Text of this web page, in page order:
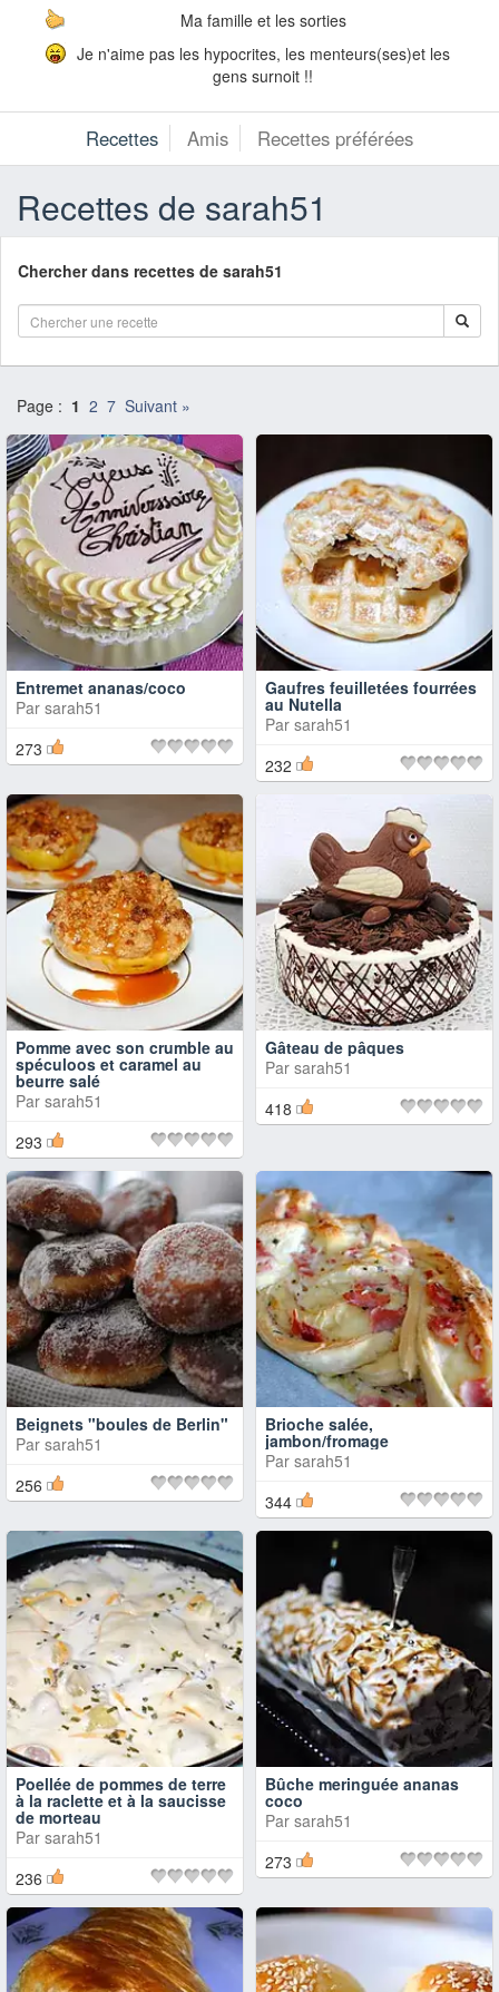
Ma famille et les sorties
Je n'aime pas les hypocrites, les menteurs(ses)et les
gens surnoit !!
Recettes Amis Recettes préférées
Recettes de sarah51
Chercher dans recettes de sarah51
Page : 1 2 7 Suivant »
Entremet ananas/coco
Par sarah51
273
Gaufres feuilletées fourrées
au Nutella
Par sarah51
232
Pomme avec son crumble au
spéculoos et caramel au
beurre salé
Par sarah51
293
Gâteau de pâques
Par sarah51
418
Beignets "boules de Berlin"
Par sarah51
256
Brioche salée,
jambon/fromage
Par sarah51
344
Poellée de pommes de terre
à la raclette et à la saucisse
de morteau
Par sarah51
236
Bûche meringuée ananas
coco
Par sarah51
273